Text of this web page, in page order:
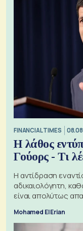
FINANCIAL TIMES
Η λάθος
Γούορς - Τι
Η αντίδραση
αδικαιολόγητη,
είναι απολύτως
Mohamed El Erian